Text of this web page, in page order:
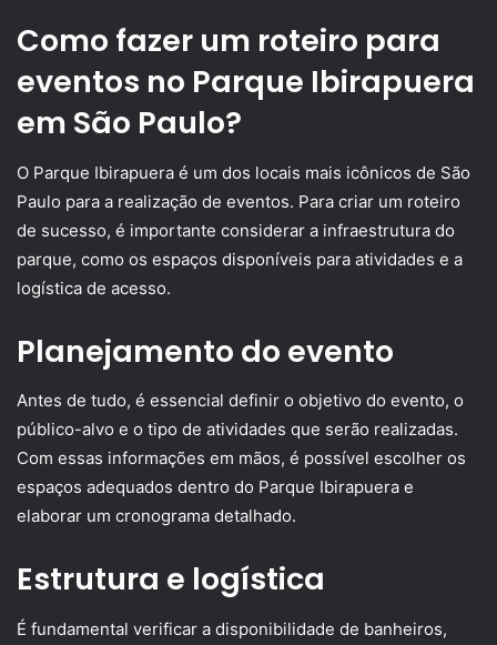
Como fazer um roteiro para
eventos no Parque Ibirapuera
em São Paulo?
O Parque Ibirapuera é um dos locais mais icônicos de São
Paulo para a realização de eventos. Para criar um roteiro
de sucesso, é importante considerar a infraestrutura do
parque, como os espaços disponíveis para atividades e a
logística de acesso.
Planejamento do evento
Antes de tudo, é essencial definir o objetivo do evento, o
público-alvo e o tipo de atividades que serão realizadas.
Com essas informações em mãos, é possível escolher os
espaços adequados dentro do Parque Ibirapuera e
elaborar um cronograma detalhado.
Estrutura e logística
É fundamental verificar a disponibilidade de banheiros,